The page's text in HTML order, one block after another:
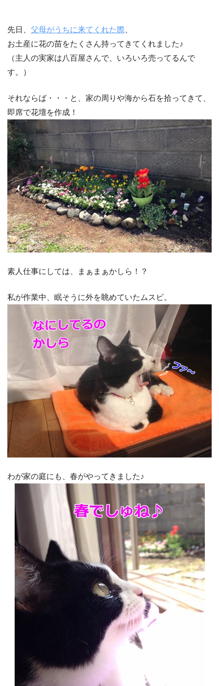
先日、 父母がうちに来てくれた際
お土産に花の苗をたくさん持ってきてくれました♪
（主人の実家は八百屋さんで、いろいろ売ってるんで
す。）
それならば・・・と、家の周りや海から石を拾ってきて、
即席で花壇を作成！
素人仕事にしては、まぁまぁかしら！？
私が作業中、眠そうに外を眺めていたムスビ。
わが家の庭にも、春がやってきました♪